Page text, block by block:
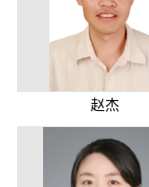
赵杰